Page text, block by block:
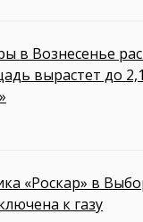
в Вознесенье
вырастет до
«Роскар» в
к газу